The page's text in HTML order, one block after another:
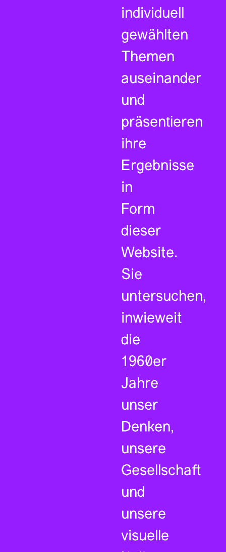
individuell
gewählten
Themen
auseinander
und
präsentieren
ihre
Ergebnisse
in
Form
dieser
Website.
Sie
untersuchen,
inwieweit
die
1960er
Jahre
unser
Denken,
unsere
Gesellschaft
und
unsere
visuelle